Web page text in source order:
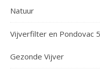
Natuur
Vijverfilter en Pondovac
Gezonde Vijver